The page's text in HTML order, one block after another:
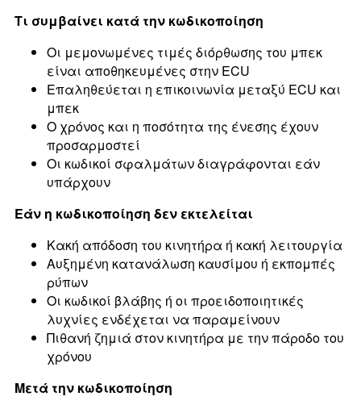
Τι συμβαίνει κατά την κωδικοποίηση
Οι μεμονωμένες τιμές διόρθωσης του μπεκ
είναι αποθηκευμένες στην ECU
Επαληθεύεται η επικοινωνία μεταξύ ECU και
μπεκ
Ο χρόνος και η ποσότητα της ένεσης έχουν
προσαρμοστεί
Οι κωδικοί σφαλμάτων διαγράφονται εάν
υπάρχουν
Εάν η κωδικοποίηση δεν εκτελείται
Κακή απόδοση του κινητήρα ή κακή λειτουργία
Αυξημένη κατανάλωση καυσίμου ή εκπομπές
ρύπων
Οι κωδικοί βλάβης ή οι προειδοποιητικές
λυχνίες ενδέχεται να παραμείνουν
Πιθανή ζημιά στον κινητήρα με την πάροδο του
χρόνου
Μετά την κωδικοποίηση